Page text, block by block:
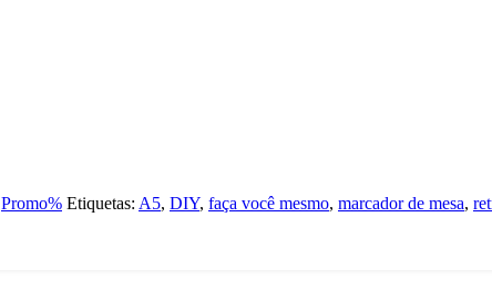
Promo% Etiquetas: A5, DIY, faça você mesmo, marcador de mesa,